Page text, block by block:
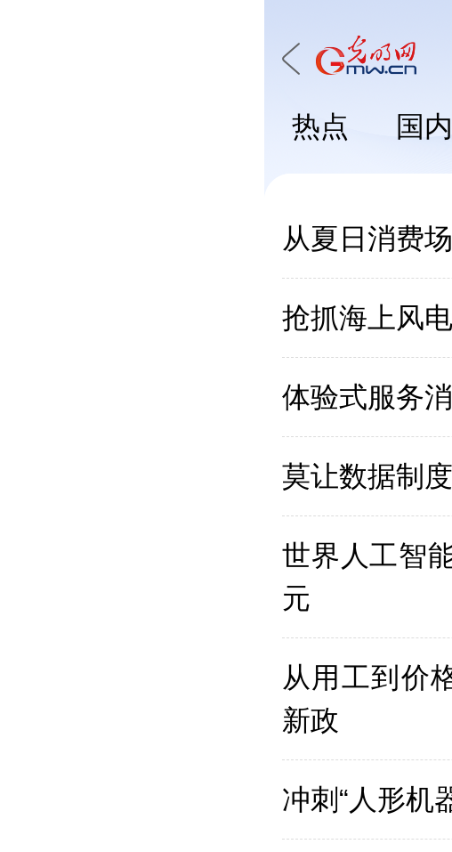
热点 国内
从夏日消费
抢抓海上风
体验式服务
莫让数据制
世界人工智
元
从用工到价
新政
冲刺“人形机